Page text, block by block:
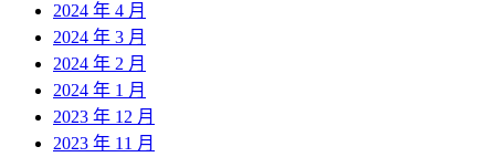
2024 年 4 月
2024 年 3 月
2024 年 2 月
2024 年 1 月
2023 年 12 月
2023 年 11 月